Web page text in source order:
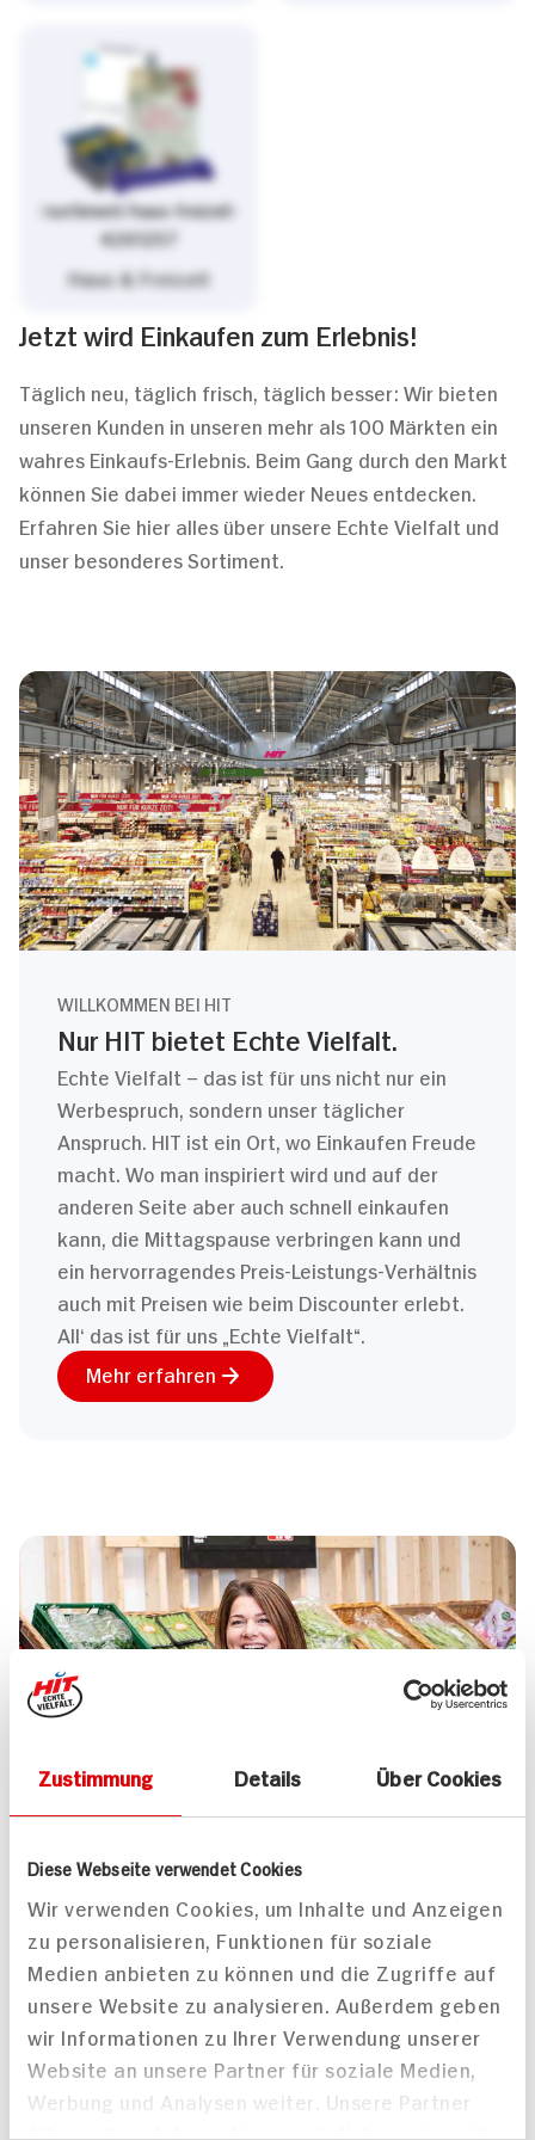
Zustimmung Details Über Cookies
Diese Webseite verwendet Cookies
Wir verwenden Cookies, um Inhalte und Anzeigen
zu personalisieren, Funktionen für soziale
Medien anbieten zu können und die Zugriffe auf
unsere Website zu analysieren. Außerdem geben
wir Informationen zu Ihrer Verwendung unserer
Website an unsere Partner für soziale Medien,
Werbung und Analysen weiter. Unsere Partner
führen diese Informationen möglicherweise mit
/sortiment/haus-freizeit-
4261257
Haus & Freizeit
Jetzt wird Einkaufen zum Erlebnis!
Täglich neu, täglich frisch, täglich besser: Wir bieten
unseren Kunden in unseren mehr als 100 Märkten ein
wahres Einkaufs-Erlebnis. Beim Gang durch den Markt
können Sie dabei immer wieder Neues entdecken.
Erfahren Sie hier alles über unsere Echte Vielfalt und
unser besonderes Sortiment.
WILLKOMMEN BEI HIT
Nur HIT bietet Echte Vielfalt.
Echte Vielfalt – das ist für uns nicht nur ein
Werbespruch, sondern unser täglicher
Anspruch. HIT ist ein Ort, wo Einkaufen Freude
macht. Wo man inspiriert wird und auf der
anderen Seite aber auch schnell einkaufen
kann, die Mittagspause verbringen kann und
ein hervorragendes Preis-Leistungs-Verhältnis
auch mit Preisen wie beim Discounter erlebt.
All‘ das ist für uns „Echte Vielfalt“.
Mehr erfahren
UNSER 7 SERVICE-VERSPRECHEN
Wir geben für Sie täglich unser
Bestes. Versprochen!
Unser Anspruch ist es, dass Ihr Einkauf bei uns
jedes Mal zum Vergnügen wird. Dafür legen
wir uns jeden Tag ins Zeug. Verlässliche
Qualität, Frische und Herkunft unserer
Produkte, entspannteres Einkaufen, bester